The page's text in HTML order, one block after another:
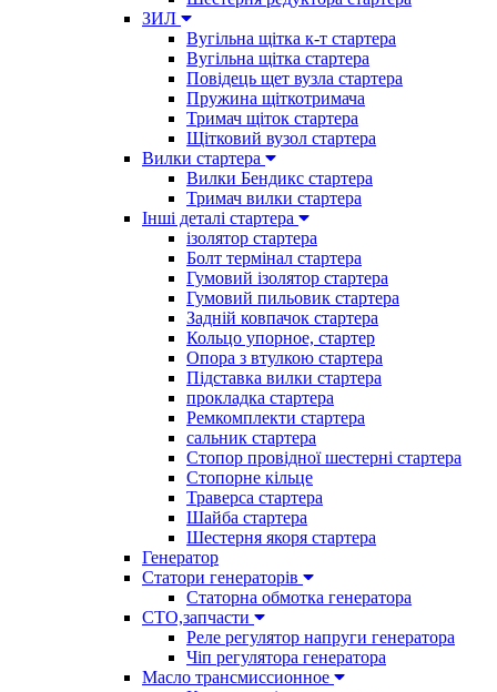
ЗИЛ
Вугільна щітка к-т стартера
Вугільна щітка стартера
Повідець щет вузла стартера
Пружина щіткотримача
Тримач щіток стартера
Щітковий вузол стартера
Вилки стартера
Вилки Бендикс стартера
Тримач вилки стартера
Інші деталі стартера
ізолятор стартера
Болт термінал стартера
Гумовий ізолятор стартера
Гумовий пильовик стартера
Задній ковпачок стартера
Кольцо упорное, стартер
Опора з втулкою стартера
Підставка вилки стартера
прокладка стартера
Ремкомплекти стартера
сальник стартера
Стопор провідної шестерні стартера
Стопорне кільце
Траверса стартера
Шайба стартера
Шестерня якоря стартера
Генератор
Cтатори генераторів
Статорна обмотка генератора
СТО,запчасти
Реле регулятор напруги генератора
Чіп регулятора генератора
Масло трансмиссионное